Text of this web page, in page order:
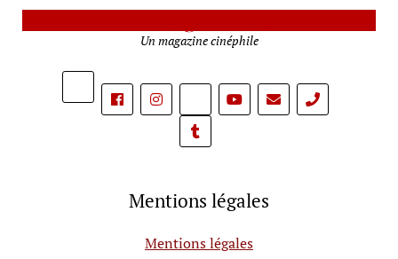
Un magazine cinéphile
phone
Mentions légales
Mentions légales